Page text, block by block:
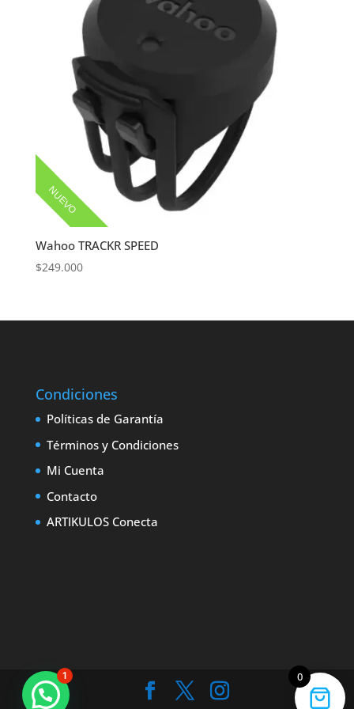
NUEVO
Wahoo TRACKR SPEED
$249.000
Condiciones
Políticas de Garantía
Términos y Condiciones
Mi Cuenta
Contacto
ARTIKULOS Conecta
0
1